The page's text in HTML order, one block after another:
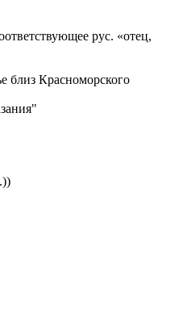
рус. «отец,
близ Красноморского